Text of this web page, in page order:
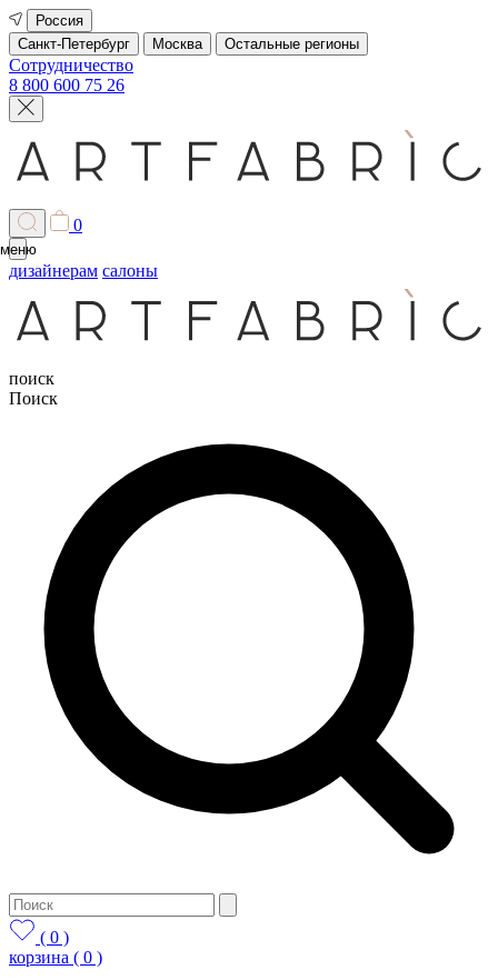
Россия
Санкт-Петербург
Москва Остальные регионы
Сотрудничество
8 800 600 75 26
0
меню
дизайнерам салоны
поиск
Поиск
( 0 )
корзина ( 0 )